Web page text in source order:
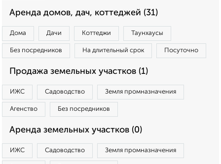
Аренда домов, дач, коттеджей (31)
Дома Дачи Коттеджи Таунхаусы
Без посредников На длительный срок Посуточно
Продажа земельных участков (1)
ИЖС Садоводство Земля промназначения
Агенство Без посредников
Аренда земельных участков (0)
ИЖС Садоводство Земля промназначения